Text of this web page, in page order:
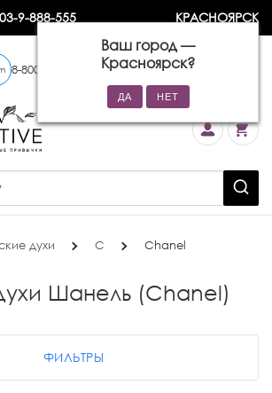
9-888-555 КРАСНОЯРСК
Ваш город —
Красноярск?
8-800-770-72-34 (бесплатно)
духи C Chanel
Шанель (Chanel)
ФИЛЬТРЫ